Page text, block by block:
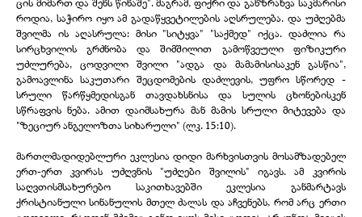
როდია, საჭირო იყო ამ გადაწყვეტილების აღსრულება. და უძღებმა
შვილმა ის აღასრულა: მისი "სიტყვა" "საქმედ" იქცა. დაძლია რა
სირცხვილის გრძნობა და შიმშილით გამოწვეული ფიზიკური
უძლურება, ცოდვილი შვილი "ადგა და მამამისისაკენ გასწია",
გამოავლინა საკუთარი შეცდომების დაძლევის, უფრო სწორედ -
სრული წარწყმედისგან თავდახსნისა და სულის ცხონებისკენ
სწრაფვის ნება. ამით დაიმსახურა მან მამის სრული მიტევება და
"ზეციურ ანგელოზთა სიხარული" (ლკ. 15:10).
მართლმადიდებლური ეკლესია დიდი მარხვისთვის მოსამზადებელ
ერთ-ერთ კვირას უძღვნის "უძღები შვილის" იგავს. ამ კვირის
საღვთისმსახურებო საკითხავებში ეკლესია განმარტავს
ქრისტიანული სინანულის მთელ ძალას და აჩვენებს, რომ არც ერთი